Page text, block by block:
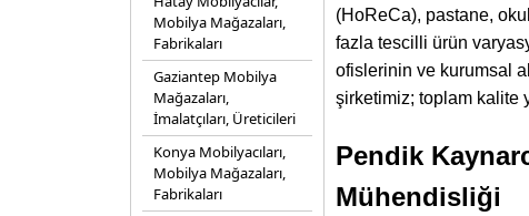
Mobilya Mağazaları,
Fabrikaları
Gaziantep Mobilya
Mağazaları,
İmalatçıları, Üreticileri
Konya Mobilyacıları,
Mobilya Mağazaları,
Fabrikaları
(HoReCa), pastane,
fazla tescilli ürün
ofislerinin ve kurumsal
şirketimiz; toplam kalite
Pendik
Mühendisliği